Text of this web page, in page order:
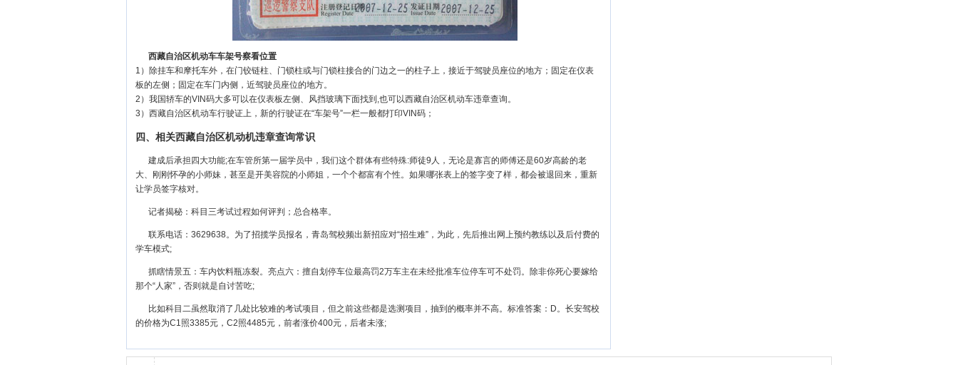
西藏自治区机动车车架号察看位置
1）除挂车和摩托车外，在门铰链柱、门锁柱或与门锁柱接合的门边之一的柱子上，接近于驾驶员座位的地方；固定在仪表
板的左侧；固定在车门内侧，近驾驶员座位的地方。
2）我国轿车的VIN码大多可以在仪表板左侧、风挡玻璃下面找到,也可以西藏自治区机动车违章查询。
3）西藏自治区机动车行驶证上，新的行驶证在“车架号”一栏一般都打印VIN码；
四、相关西藏自治区机动机违章查询常识
建成后承担四大功能;在车管所第一届学员中，我们这个群体有些特殊:师徒9人，无论是寡言的师傅还是60岁高龄的老
大、刚刚怀孕的小师妹，甚至是开美容院的小师姐，一个个都富有个性。如果哪张表上的签字变了样，都会被退回来，重新
让学员签字核对。
记者揭秘：科目三考试过程如何评判；总合格率。
联系电话：3629638。为了招揽学员报名，青岛驾校频出新招应对“招生难”，为此，先后推出网上预约教练以及后付费的
学车模式;
抓瞎情景五：车内饮料瓶冻裂。亮点六：擅自划停车位最高罚2万车主在未经批准车位停车可不处罚。除非你死心要嫁给
那个“人家”，否则就是自讨苦吃;
比如科目二虽然取消了几处比较难的考试项目，但之前这些都是选测项目，抽到的概率并不高。标准答案：D。长安驾校
的价格为C1照3385元，C2照4485元，前者涨价400元，后者未涨;